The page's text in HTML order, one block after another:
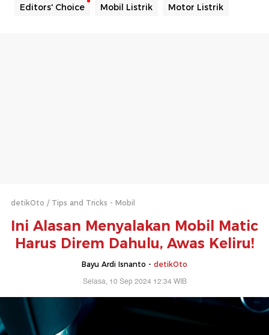
Editors' Choice Mobil Listrik Motor Listrik
detikOto Tips and Tricks - Mobil
Ini Alasan Menyalakan Mobil Matic
Harus Direm Dahulu, Awas Keliru!
Bayu Ardi Isnanto - detikOto
Selasa, 10 Sep 2024 12:34 WIB